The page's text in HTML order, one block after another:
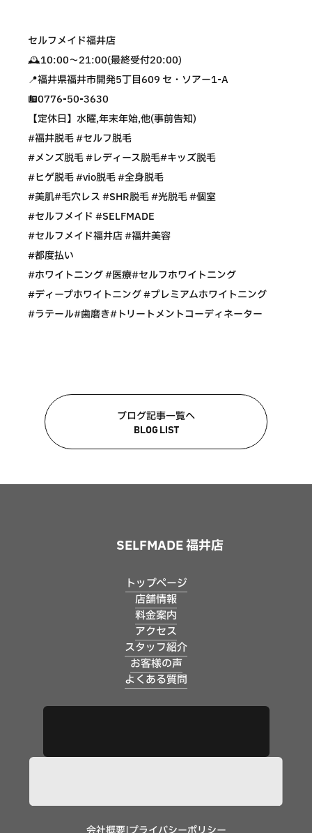
セルフメイド福井店
🕰10:00〜21:00(最終受付20:00)
📍福井県福井市開発5丁目609 セ・ソアー1-A
☎️0776-50-3630
【定休日】水曜,年末年始,他(事前告知)
#福井脱毛 #セルフ脱毛
#メンズ脱毛 #レディース脱毛#キッズ脱毛
#ヒゲ脱毛 #vio脱毛 #全身脱毛
#美肌#毛穴レス #SHR脱毛 #光脱毛 #個室
#セルフメイド #SELFMADE
#セルフメイド福井店 #福井美容
#都度払い
#ホワイトニング #医療#セルフホワイトニング
#ディープホワイトニング #プレミアムホワイトニング
#ラテール#歯磨き#トリートメントコーディネーター
ブログ記事一覧へ
BLOG LIST
SELFMADE 福井店
トップページ
店舗情報
料金案内
アクセス
スタッフ紹介
お客様の声
よくある質問